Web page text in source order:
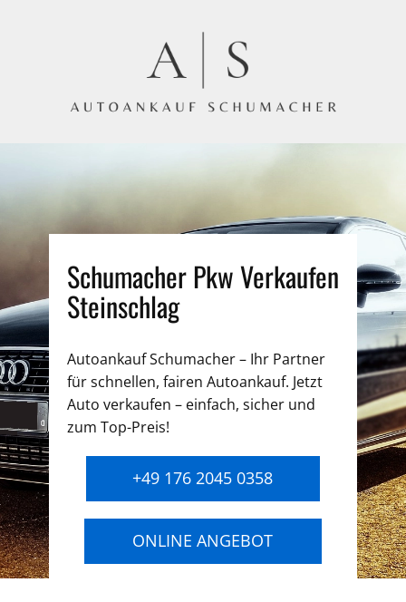
Schumacher Pkw Verkaufen
Steinschlag
Autoankauf Schumacher – Ihr Partner
für schnellen, fairen Autoankauf. Jetzt
Auto verkaufen – einfach, sicher und
zum Top-Preis!
+49 176 2045 0358
ONLINE ANGEBOT